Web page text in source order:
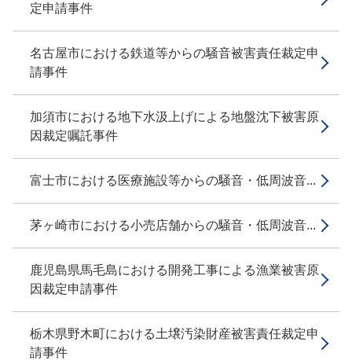
定申請事件
名古屋市における鉄道等からの騒音被害責任裁定申
請事件
加須市における地下水汲上げによる地盤沈下被害原
因裁定嘱託事件
富士市における医療施設等からの騒音・低周波音...
茅ヶ崎市における小売店舗からの騒音・低周波音...
鹿児島県馬毛島における開発工事による漁業被害原
因裁定申請事件
栃木県野木町における土壌汚染財産被害責任裁定申
請事件